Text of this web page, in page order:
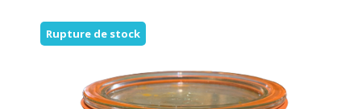
Rupture de stock